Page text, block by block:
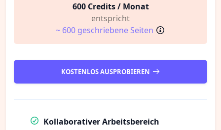
600 Credits / Monat
entspricht
~ 600 geschriebene Seiten
KOSTENLOS AUSPROBIEREN
Kollaborativer Arbeitsbereich